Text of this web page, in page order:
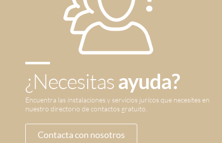
¿Necesitasayuda?
Encuentra las instalaciones y servicios jurícos que necesites en
nuestro directorio de contactos gratuito.
Contacta con nosotros